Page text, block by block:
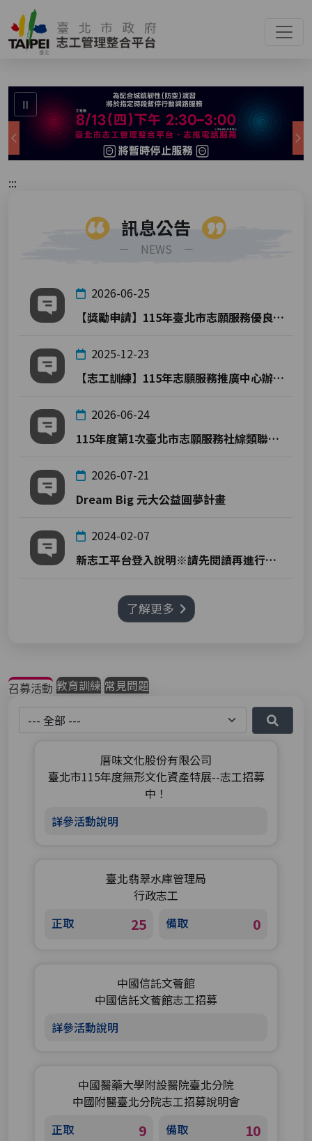
⏸
上一張
:::
訊息公告
－ NEWS －
2026-06-25
【獎勵申請】115年臺北市志願服務優良志工金鑽獎及志願服務終身成就獎
2025-12-23
【志工訓練】115年志願服務推廣中心辦理志工基礎訓練及社福類志工特殊訓練時間表
2026-06-24
115年度第1次臺北市志願服務社綜類聯繫會報 會議紀錄下載
2026-07-21
Dream Big 元大公益圓夢計畫
2024-02-07
新志工平台登入說明※請先閱讀再進行登入!
了解更多
召募活動 教育訓練 常見問題
地區選擇
厝味文化股份有限公司
臺北市115年度無形文化資產特展--志工招募
中！
詳參活動說明
臺北翡翠水庫管理局
行政志工
正取
25 備取 0
中國信託文薈館
中國信託文薈館志工招募
詳參活動說明
中國醫藥大學附設醫院臺北分院
中國附醫臺北分院志工招募說明會
正取
9 備取 10